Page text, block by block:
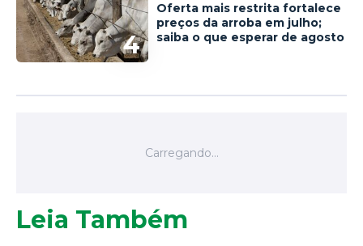
4
Oferta mais restrita fortalece
preços da arroba em julho;
saiba o que esperar de agosto
Leia Também